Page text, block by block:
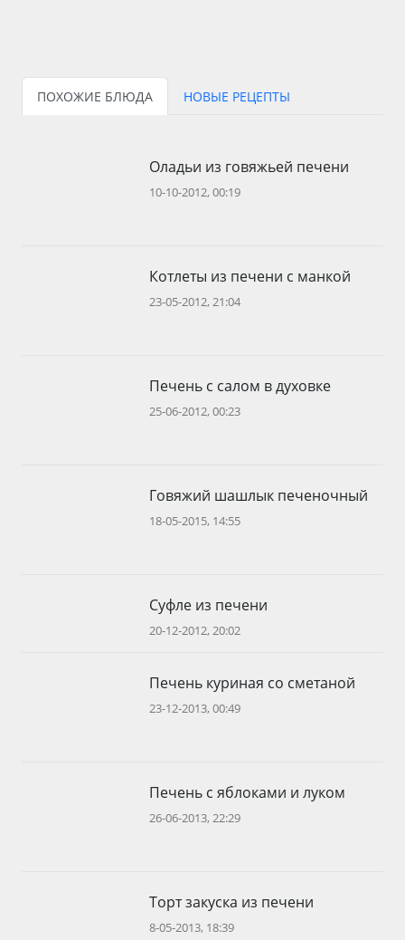
ПОХОЖИЕ БЛЮДА НОВЫЕ РЕЦЕПТЫ
Оладьи из говяжьей печени
10-10-2012, 00:19
Котлеты из печени с манкой
23-05-2012, 21:04
Печень с салом в духовке
25-06-2012, 00:23
Говяжий шашлык печеночный
18-05-2015, 14:55
Суфле из печени
20-12-2012, 20:02
Печень куриная со сметаной
23-12-2013, 00:49
Печень с яблоками и луком
26-06-2013, 22:29
Торт закуска из печени
8-05-2013, 18:39